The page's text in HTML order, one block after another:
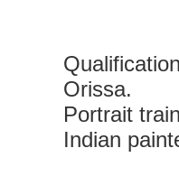
Orissa.
Portrait
Indian